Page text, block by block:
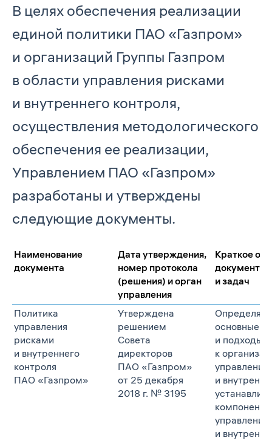
В целях обеспечения реализации
единой политики ПАО «Газпром»
и организаций Группы Газпром
в области управления рисками
и внутреннего контроля,
осуществления методологического
обеспечения ее реализации,
Управлением ПАО «Газпром»
разработаны и утверждены
следующие документы.
Наименование
документа
Дата утверждения,
номер протокола
(решения) и орган
управления
Краткое
документа,
и задач
Политика
управления
рисками
и внутреннего
контроля
ПАО «Газпром»
Утверждена
решением
Совета
директоров
ПАО «Газпром»
от 25 декабря
2018 г. № 3195
основные
и подходы
к
и
и